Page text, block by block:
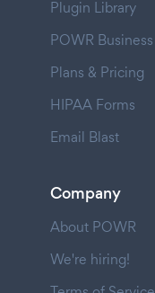
Plugin Library
POWR Business
Plans & Pricing
HIPAA Forms
Email Blast
Company
About POWR
We're hiring!